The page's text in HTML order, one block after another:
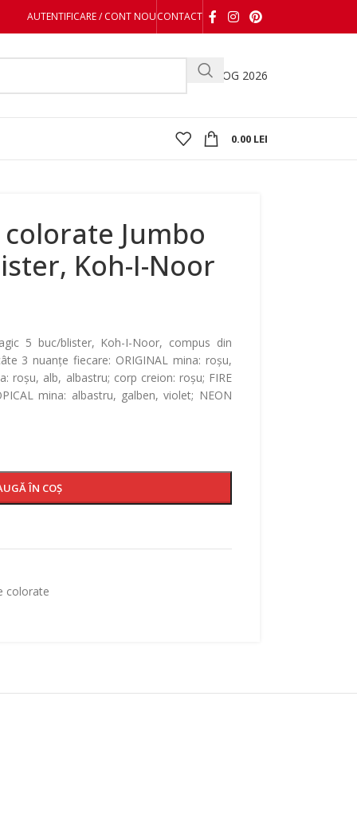
AUTENTIFICARE / CONT NOUCONTACT
CATALOG 2026
0.00 LEI
Jumbo
Koh-I-Noor
5 buc/blister, Koh-I-Noor, compus din
3 nuanțe fiecare: ORIGINAL mina: roșu,
roșu, alb, albastru; corp creion: roșu; FIRE
mina: albastru, galben, violet; NEON
ÎN COȘ
colorate